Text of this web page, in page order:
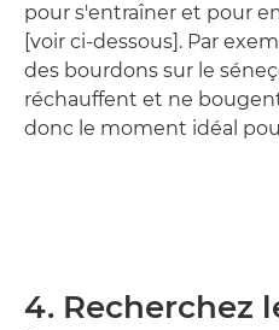
pour s'entraîner et pour
[voir ci-dessous]. Par
des bourdons sur le
réchauffent et ne
donc le moment idéal
4. Recherchez